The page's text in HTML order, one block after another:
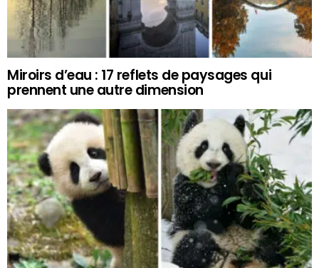
Miroirs d’eau : 17 reflets de paysages qui
prennent une autre dimension